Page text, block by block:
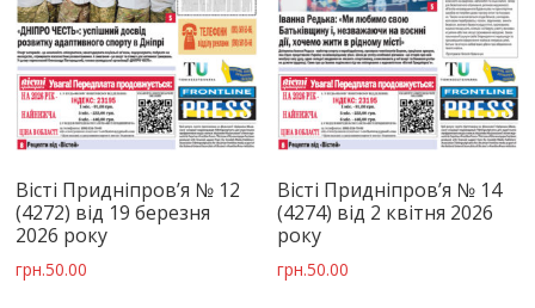
Вісті Придніпров’я № 12
(4272) від 19 березня
2026 року
грн.50.00
Вісті Придніпров’я № 14
(4274) від 2 квітня 2026
року
грн.50.00